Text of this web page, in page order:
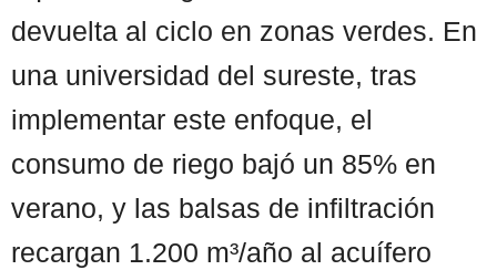
devuelta al ciclo en zonas verdes. En
una universidad del sureste, tras
implementar este enfoque, el
consumo de riego bajó un 85% en
verano, y las balsas de infiltración
recargan 1.200 m³/año al acuífero